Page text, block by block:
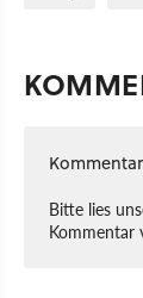
Bitte lies
Kommentar